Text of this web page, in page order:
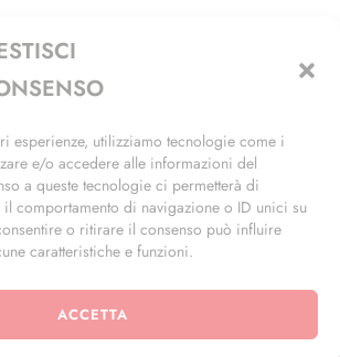
esperienze, utilizziamo tecnologie come i
e/o accedere alle informazioni del
a queste tecnologie ci permetterà di
comportamento di navigazione o ID unici su
o ritirare il consenso può influire
caratteristiche e funzioni.
ACCETTA
- Trezzano Sul Naviglio (MI)
3155